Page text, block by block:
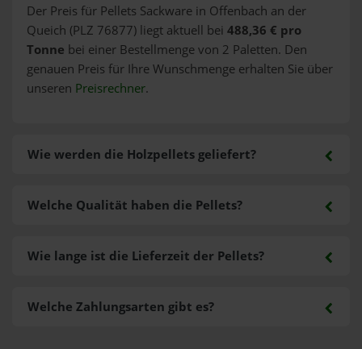
Der Preis für Pellets Sackware in Offenbach an der
Queich (PLZ 76877) liegt aktuell bei 488,36 € pro
Tonne bei einer Bestellmenge von 2 Paletten. Den
genauen Preis für Ihre Wunschmenge erhalten Sie über
unseren Preisrechner.
Wie werden die Holzpellets geliefert?
Welche Zahlungsarten gibt es?
Welche Qualität haben die Pellets?
Wie lange ist die Lieferzeit der Pellets?